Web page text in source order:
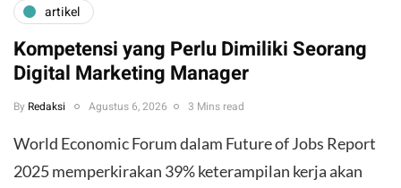
artikel
Kompetensi yang Perlu Dimiliki Seorang
Digital Marketing Manager
By Redaksi Agustus 6, 2026 3 Mins read
World Economic Forum dalam Future of Jobs Report
2025 memperkirakan 39% keterampilan kerja akan